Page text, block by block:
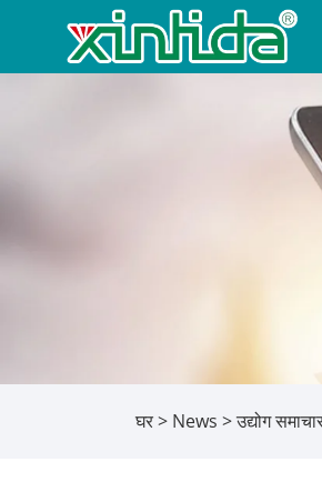
घर> News >उद्योग